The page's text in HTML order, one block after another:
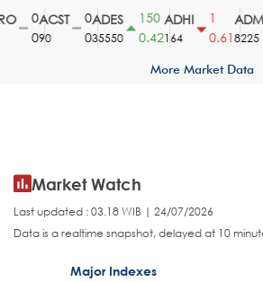
ACST
90
ADES
35550
150
0.42
ADHI
164
0.61
ADMF
8225
More Market Data
Market Watch
Last updated : 03.18 WIB | 24/07/2026
Data is a realtime snapshot, delayed at 10
Major Indexes